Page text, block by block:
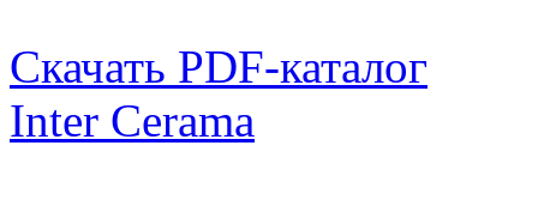
Скачать PDF-каталог
Inter Cerama